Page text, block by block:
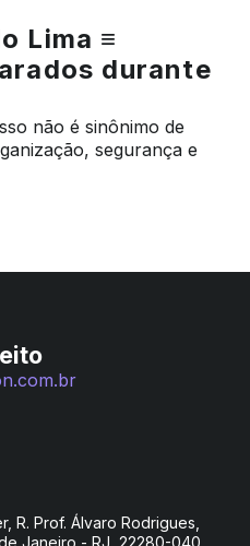
Lima ≡
durante
não é sinônimo de
segurança e
R. Prof. Álvaro Rodrigues,